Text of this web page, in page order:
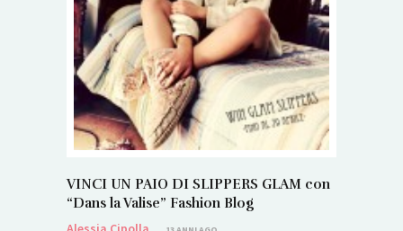
VINCI UN PAIO DI SLIPPERS GLAM con
“Dans la Valise” Fashion Blog